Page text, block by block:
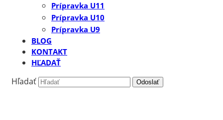
Prípravka U11
Prípravka U10
Prípravka U9
BLOG
KONTAKT
HĽADAŤ
Hľadať Odoslať